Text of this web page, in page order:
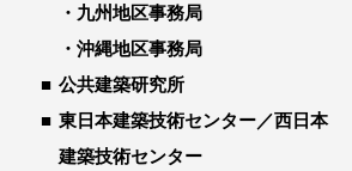
九州地区事務局
沖縄地区事務局
公共建築研究所
東日本建築技術センター／西日本
建築技術センター